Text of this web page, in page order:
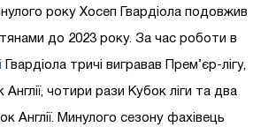
року Хосеп Гвардіола подовжив
до 2023 року. За час роботи в
Гвардіола тричі вигравав Прем’єр-лігу,
чотири рази Кубок ліги та два
Англії. Минулого сезону фахівець